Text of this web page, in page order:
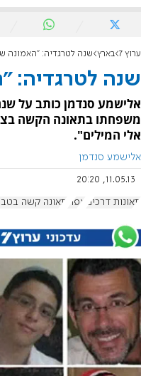
ערוץ 7 בארץ שנה לטרגדיה: "האמונה
שנה לטרגדיה:
אלישמע סנדמן כותב על
משפחתו בתאונה הקשה
אלי המילים".
אלישמע סנדמן
11.05.13, 20:20
תאונות דרכים צפת תאונה קשה